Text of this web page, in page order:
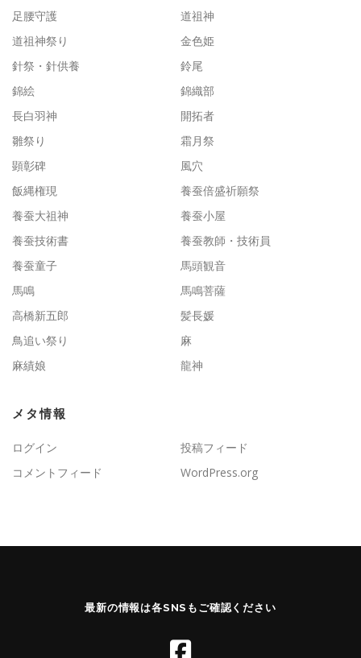
足腰守護
道祖神
道祖神祭り
金色姫
針祭・針供養
鈴尾
錦絵
錦織部
長白羽神
開拓者
雛祭り
霜月祭
顕彰碑
風穴
飯縄権現
養蚕倍盛祈願祭
養蚕大祖神
養蚕小屋
養蚕技術書
養蚕教師・技術員
養蚕童子
馬頭観音
馬鳴
馬鳴菩薩
高橋新五郎
髪長媛
鳥追い祭り
麻
麻績娘
龍神
メタ情報
ログイン
投稿フィード
コメントフィード
WordPress.org
最新の情報は各SNSもご確認ください